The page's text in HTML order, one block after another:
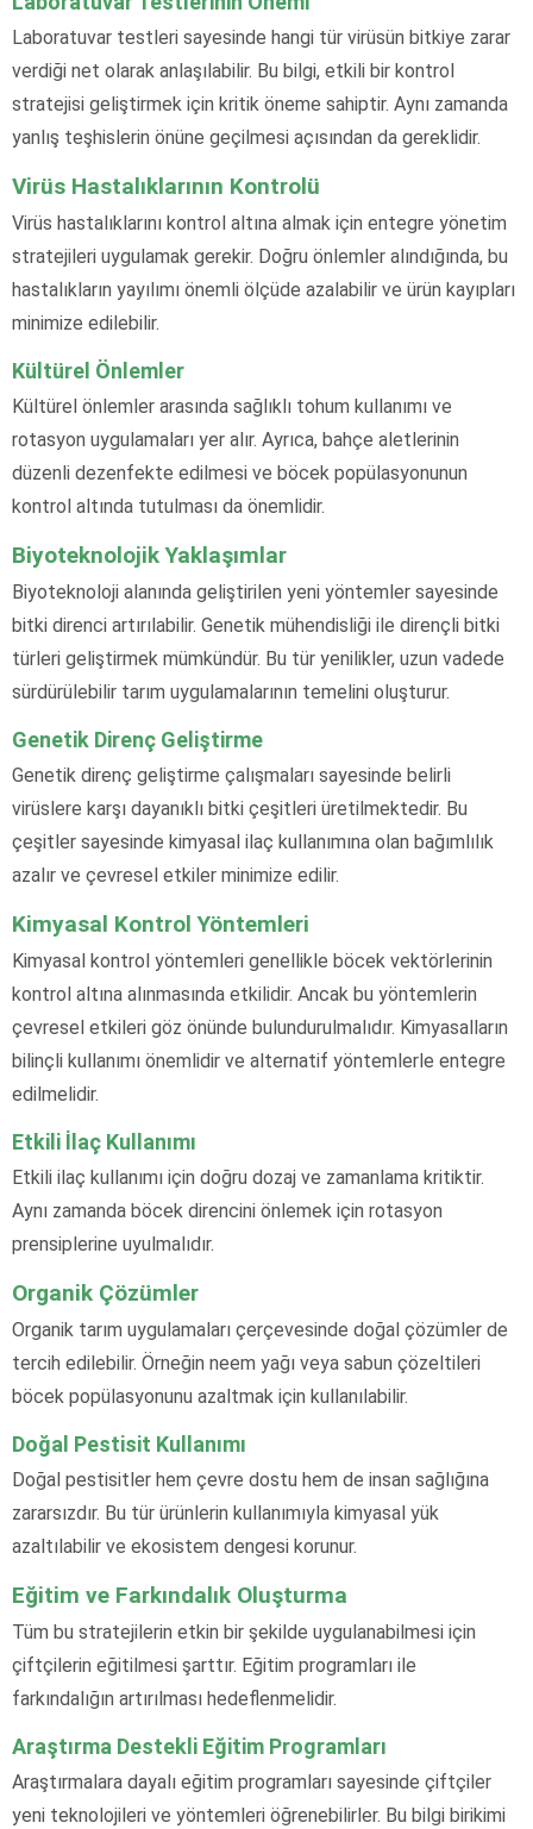
Laboratuvar testleri sayesinde hangi tür virüsün bitkiye zarar
verdiği net olarak anlaşılabilir. Bu bilgi, etkili bir kontrol
stratejisi geliştirmek için kritik öneme sahiptir. Aynı zamanda
yanlış teşhislerin önüne geçilmesi açısından da gereklidir.
Virüs Hastalıklarının Kontrolü
Virüs hastalıklarını kontrol altına almak için entegre yönetim
stratejileri uygulamak gerekir. Doğru önlemler alındığında, bu
hastalıkların yayılımı önemli ölçüde azalabilir ve ürün kayıpları
minimize edilebilir.
Kültürel Önlemler
Kültürel önlemler arasında sağlıklı tohum kullanımı ve
rotasyon uygulamaları yer alır. Ayrıca, bahçe aletlerinin
düzenli dezenfekte edilmesi ve böcek popülasyonunun
kontrol altında tutulması da önemlidir.
Biyoteknolojik Yaklaşımlar
Biyoteknoloji alanında geliştirilen yeni yöntemler sayesinde
bitki direnci artırılabilir. Genetik mühendisliği ile dirençli bitki
türleri geliştirmek mümkündür. Bu tür yenilikler, uzun vadede
sürdürülebilir tarım uygulamalarının temelini oluşturur.
Genetik Direnç Geliştirme
Genetik direnç geliştirme çalışmaları sayesinde belirli
virüslere karşı dayanıklı bitki çeşitleri üretilmektedir. Bu
çeşitler sayesinde kimyasal ilaç kullanımına olan bağımlılık
azalır ve çevresel etkiler minimize edilir.
Kimyasal Kontrol Yöntemleri
Kimyasal kontrol yöntemleri genellikle böcek vektörlerinin
kontrol altına alınmasında etkilidir. Ancak bu yöntemlerin
çevresel etkileri göz önünde bulundurulmalıdır. Kimyasalların
bilinçli kullanımı önemlidir ve alternatif yöntemlerle entegre
edilmelidir.
Etkili İlaç Kullanımı
Etkili ilaç kullanımı için doğru dozaj ve zamanlama kritiktir.
Aynı zamanda böcek direncini önlemek için rotasyon
prensiplerine uyulmalıdır.
Organik Çözümler
Organik tarım uygulamaları çerçevesinde doğal çözümler de
tercih edilebilir. Örneğin neem yağı veya sabun çözeltileri
böcek popülasyonunu azaltmak için kullanılabilir.
Doğal Pestisit Kullanımı
Doğal pestisitler hem çevre dostu hem de insan sağlığına
zararsızdır. Bu tür ürünlerin kullanımıyla kimyasal yük
azaltılabilir ve ekosistem dengesi korunur.
Eğitim ve Farkındalık Oluşturma
Tüm bu stratejilerin etkin bir şekilde uygulanabilmesi için
çiftçilerin eğitilmesi şarttır. Eğitim programları ile
farkındalığın artırılması hedeflenmelidir.
Araştırma Destekli Eğitim Programları
Araştırmalara dayalı eğitim programları sayesinde çiftçiler
yeni teknolojileri ve yöntemleri öğrenebilirler. Bu bilgi birikimi